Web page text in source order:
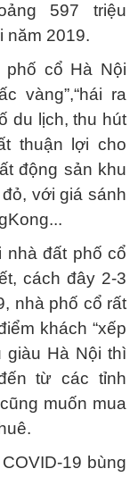
597 triệu
năm 2019.
phố cổ Hà Nội
vàng”,“hái ra
du lịch, thu hút
thuận lợi cho
động sản khu
với giá sánh
nhà đất phố cổ
cách đây 2-3
nhà phố cổ rất
khách “xếp
giàu Hà Nội thì
từ các tỉnh
muốn mua
19 bùng